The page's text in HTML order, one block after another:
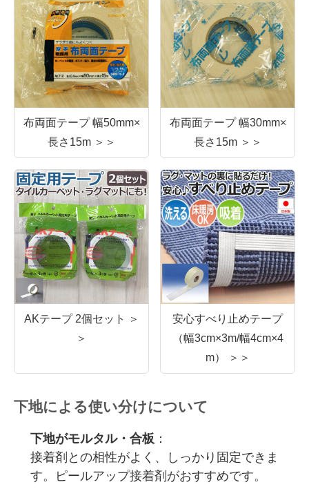
布両面テープ 幅50mm×
長さ15m ＞＞
布両面テープ 幅30mm×
長さ15m ＞＞
AKテープ 2個セット ＞
＞
安心すべり止めテープ
（幅3cm×3m/幅4cm×4
m） ＞＞
下地による使い分けについて
下地がモルタル・合板 ：
接着剤との相性がよく、しっかり固定できま
す。ピールアップ接着剤がおすすめです。